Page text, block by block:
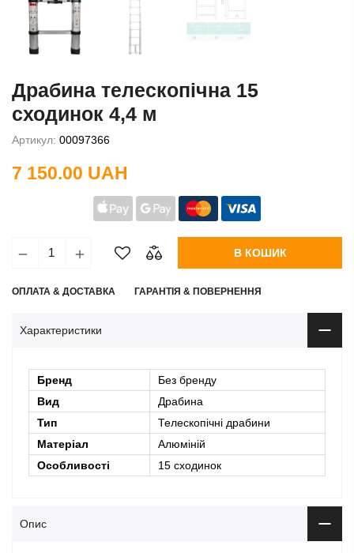
Драбина телескопічна 15
сходинок 4,4 м
Артикул: 00097366
7 150.00 UAH
В КОШИК
ОПЛАТА & ДОСТАВКА ГАРАНТІЯ & ПОВЕРНЕННЯ
Характеристики
Бренд
Без бренду
Вид
Драбина
Тип
Телескопічні драбини
Матеріал
Алюміній
Особливості
15 сходинок
Опис